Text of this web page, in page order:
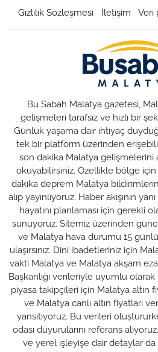
Gizlilik Sözleşmesi İletişim Veri
Bu Sabah Malatya gazetesi,
gelişmeleri tarafsız ve hızlı bir
Günlük yaşama dair ihtiyaç
tek bir platform üzerinden
son dakika Malatya gelişmelerini
okuyabilirsiniz. Özellikle bölge
dakika deprem Malatya
alıp yayınlıyoruz. Haber akışının
hayatını planlaması için gerekli
sunuyoruz. Sitemiz üzerinden
ve Malatya hava durumu 15
ulaşırsınız. Dini ibadetleriniz için
vakti Malatya ve Malatya akşam
Başkanlığı verileriyle uyumlu
piyasa takipçileri için Malatya altın
ve Malatya canlı altın fiyatları
yansıtıyoruz. Bu verileri
odası duyurularını referans
ve yerel işleyişe dair detaylar da